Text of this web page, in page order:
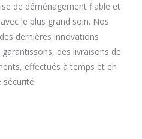
de déménagement fiable et
le plus grand soin. Nos
dernières innovations
des livraisons de
effectués à temps et en